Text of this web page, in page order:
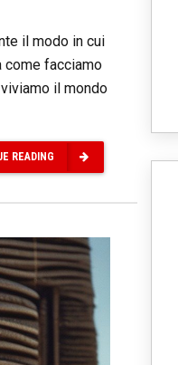
il modo in cui
come facciamo
il mondo
READING